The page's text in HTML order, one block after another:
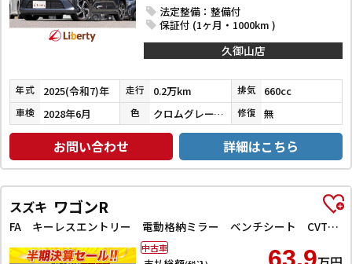
法定整備：整備付
保証付 (1ヶ月・1000km )
久御山店
年式 2025(令和7)年 走行 0.2万km 排気 660cc
車検 2028年6月 色 クロムグレーメタリック 修復 無
お問い合わせ 詳細はこちら
スズキ ワゴンR
FA キーレスエントリー 電動格納ミラー ベンチシート CVT 純正CDデッキ マニュアルエアコン パワーウィンドウ パワーステアリング
63.9
中古車